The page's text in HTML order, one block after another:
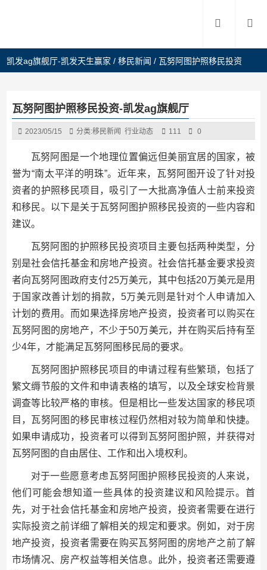
凯发ag旗舰厅-凯发天生赢家 /移民新闻 / 瓦努阿图护照移民投资
瓦努阿图护照移民投资-凯发ag旗舰厅
2023/05/15 分类:移民新闻 行业动态 111 0
瓦努阿图是一个地理位置偏远但美丽宜居的国家，被
誉为“南太平洋的明珠”。近年来，瓦努阿图开设了针对投
资者的护照移民项目，吸引了一大批高净值人士前来投资
和移民。以下是关于瓦努阿图护照移民投资的一些内容和
建议。
瓦努阿图的护照移民投资项目主要包括两种类型，分
别是社会信托基金和房地产投资。社会信托基金要求投资
者向瓦努阿图政府支付25万美元，其中包括20万美元是用
于国家改善计划的捐款，5万美元则是针对个人申请加入
计划的费用。而如果选择房地产投资，投资者可以购买在
瓦努阿图的房地产，不少于50万美元，并在购买后持有至
少4年，才能满足瓦努阿图移民局的要求。
瓦努阿图护照移民项目的申请过程有些繁琐，包括了
繁文缛节般的文件和申请表格的填写，以及全球安检背景
调查等比较严格的审核。但是相比一些发达国家的移民项
目，瓦努阿图的移民审核过程仍然相对较为简单和快捷。
如果申请成功，投资者可以得到瓦努阿图护照，并获得对
瓦努阿图的自由居住、工作和出入境权利。
对于一些愿意考虑瓦努阿图护照移民投资的人来说，
他们可能会想知道一些具体的投资建议和风险提示。首
先，对于社会信托基金和房地产投资，投资者需要在进行
实际投资之前详细了解相关的规定和要求。例如，对于房
地产投资，投资者需要在购买瓦努阿图的房地产之前了解
市场情况、房产权益等相关信息。此外，投资者还需要遵